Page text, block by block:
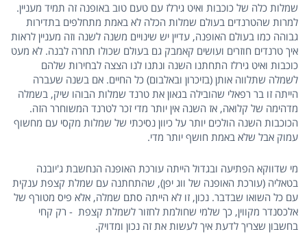
שמלות כלה של כוכבות ואיט גירלז עם טעם טוב באופנה זה תמיד מעניין.
למרות שהטרנדים בעולם שמלות הכלה לא באמת מתחלפים בתדירות
גבוהה כמו בעולם האופנה, עדיין יש שינויים משנה לשנה וזה מעניין לראות
איך טרנדים חוזרים ועושים קאמבק גם בעולם שכולו תחרה לבנה. לא מעט
כוכבות ואיט גירלז התחתנו השנה ונתנו לנו הצצה לבחירות שלהם
לשמלה שתלווה אותן (בזיכרון ובאלבום) כל החיים. אם בשנה שעברה
הייתה זו בר רפאלי שהובילה בגאון את טרנד שמלות הבוהו שיק, בשמלה
מדהימה של קלואה, אז השנה אין יותר מדי זכר לטרנד המשוחרר הזה.
הכוכבות השנה הולכים יותר על כיוון נסיכתי של שמלות מקסי עם מחשוף
עמוק אבל שלא באמת חושף יותר מדי.
מי שדווקא הפתיעה ובגדול הייתה עורכת האופנה הנחשבת ג'יובנה
בטאליה (עורכת האופנה של ווג יפן), שהתחתנה עם שמלת קצפת ענקית
עם כל השואו שבדבר. נכון, זו לא הייתה סתם שמלה, אלא פיס מטורף של
אלכסנדר מקווין, כך שלמי שחולמת לחזור לשמלת קצפת - רק קחי
בחשבון שצריך לדעת איך לעשות את זה נכון ומדויק.